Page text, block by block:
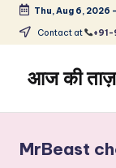
Skip
content
Thu, Aug 6, 2026 -
Contact at
आज की
ताज़ा
समाचार
MrBeast